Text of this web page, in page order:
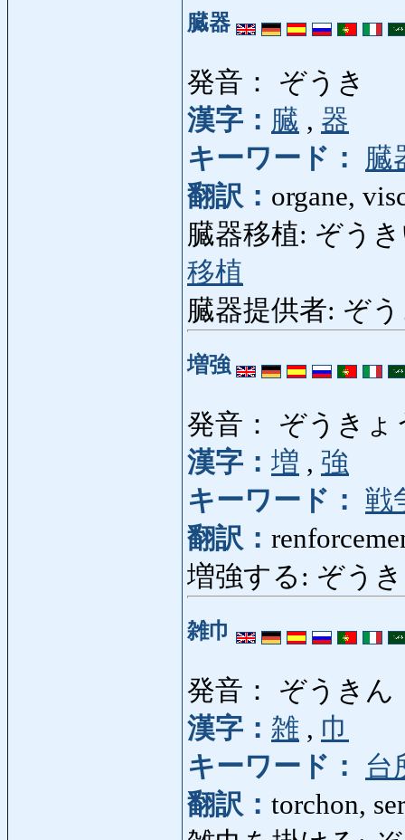
臓器
発音： ぞうき
漢字： 臓 , 器
キーワード：
臓
翻訳： organe,
臓器移植: ぞうき
移植
臓器提供者: ぞ
増強
発音： ぞうきょ
漢字： 増 , 強
キーワード： 戦
翻訳：
増強する: ぞう
雑巾
発音： ぞうきん
漢字： 雑 , 巾
キーワード：
台
翻訳： torchon,